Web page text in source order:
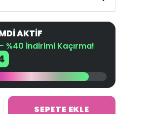
AKTİF
%40 İndirimi Kaçırma!
SEPETE EKLE